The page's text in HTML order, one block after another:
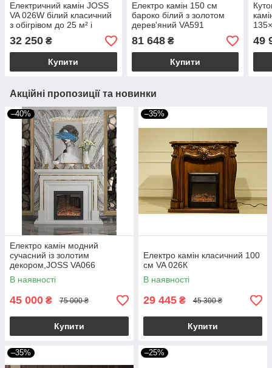
Електричний камін JOSS
VA 026W білий класичний
з обігрівом до 25 м² і
потужністю 1500 Вт
32 250 ₴
Купити
Електро камін 150 см
бароко білий з золотом
дерев'яний VA591
81 648₴
Купити
49
Акційні пропозиції та новинки
–40%
Електро камін модний
сучасний із золотим
декором,JOSS VA066
100x32x110 см
В наявності
45 000 ₴ 75 000 ₴
Купити
–35%
Електро камін класичний 100
см VA 026К
В наявності
29 445 ₴ 45 300 ₴
Купити
–35% –25%